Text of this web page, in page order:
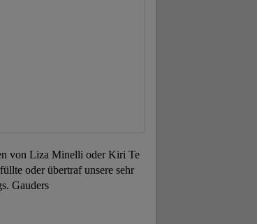
von Liza Minelli oder Kiri Te
oder übertraf unsere sehr
Gauders